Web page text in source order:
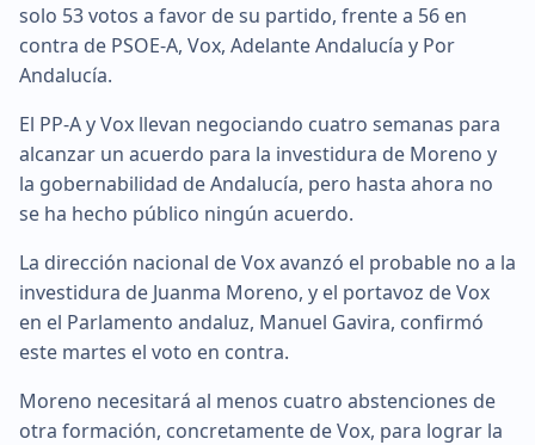
solo 53 votos a favor de su partido, frente a 56 en
contra de PSOE-A, Vox, Adelante Andalucía y Por
Andalucía.
El PP-A y Vox llevan negociando cuatro semanas para
alcanzar un acuerdo para la investidura de Moreno y
la gobernabilidad de Andalucía, pero hasta ahora no
se ha hecho público ningún acuerdo.
La dirección nacional de Vox avanzó el probable no a la
investidura de Juanma Moreno, y el portavoz de Vox
en el Parlamento andaluz, Manuel Gavira, confirmó
este martes el voto en contra.
Moreno necesitará al menos cuatro abstenciones de
otra formación, concretamente de Vox, para lograr la